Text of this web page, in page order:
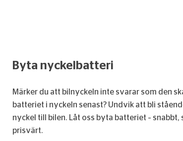
Byta nyckelbatteri
Märker du att bilnyckeln inte svarar som den
batteriet i nyckeln senast? Undvik att bli
nyckel till bilen. Låt oss byta batteriet – snabbt,
prisvärt.